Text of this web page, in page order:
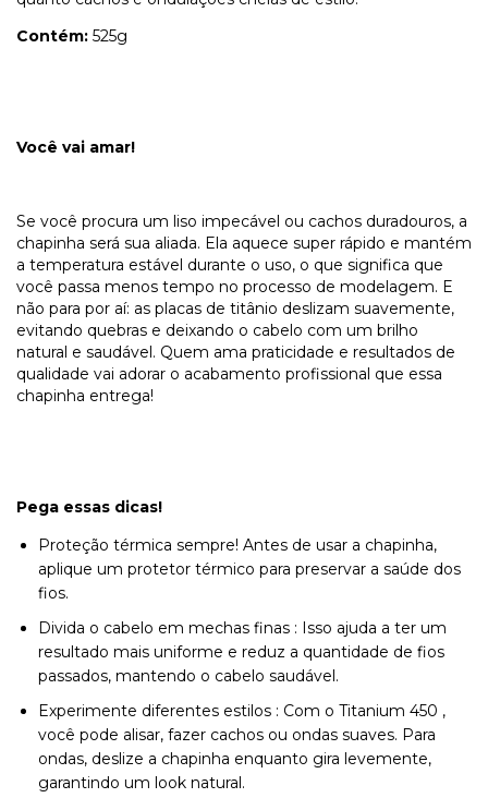
Contém: 525g
Você vai amar!
Se você procura um liso impecável ou cachos duradouros, a
chapinha será sua aliada. Ela aquece super rápido e mantém
a temperatura estável durante o uso, o que significa que
você passa menos tempo no processo de modelagem. E
não para por aí: as placas de titânio deslizam suavemente,
evitando quebras e deixando o cabelo com um brilho
natural e saudável. Quem ama praticidade e resultados de
qualidade vai adorar o acabamento profissional que essa
chapinha entrega!
Pega essas dicas!
Proteção térmica sempre! Antes de usar a chapinha,
aplique um protetor térmico para preservar a saúde dos
fios.
Divida o cabelo em mechas finas : Isso ajuda a ter um
resultado mais uniforme e reduz a quantidade de fios
passados, mantendo o cabelo saudável.
Experimente diferentes estilos : Com o Titanium 450 ,
você pode alisar, fazer cachos ou ondas suaves. Para
ondas, deslize a chapinha enquanto gira levemente,
garantindo um look natural.